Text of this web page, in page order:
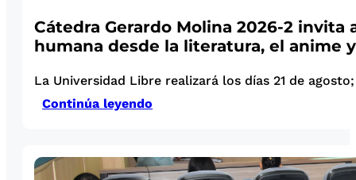
Cátedra Gerardo Molina 2026-2
humana desde la literatura, el anime
La Universidad Libre realizará los días 21 de agosto;
Continúa leyendo